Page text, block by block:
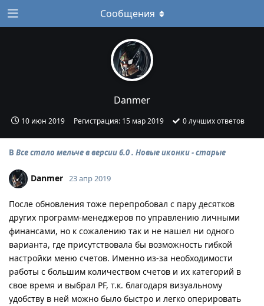
Danmer
10 июн 2019 Регистрация: 15 мар 2019 0лучших ответов
Сообщения
В Все стало мельче в версии 6.0 . Новые иконки - старые
Danmer 23 апр 2019
После обновления тоже перепробовал с пару десятков
других программ-менеджеров по управлению личными
финансами, но к сожалению так и не нашел ни одного
варианта, где присутствовала бы возможность гибкой
настройки меню счетов. Именно из-за необходимости
работы с большим количеством счетов и их категорий в
свое время и выбрал PF, т.к. благодаря визуальному
удобству в ней можно было быстро и легко оперировать